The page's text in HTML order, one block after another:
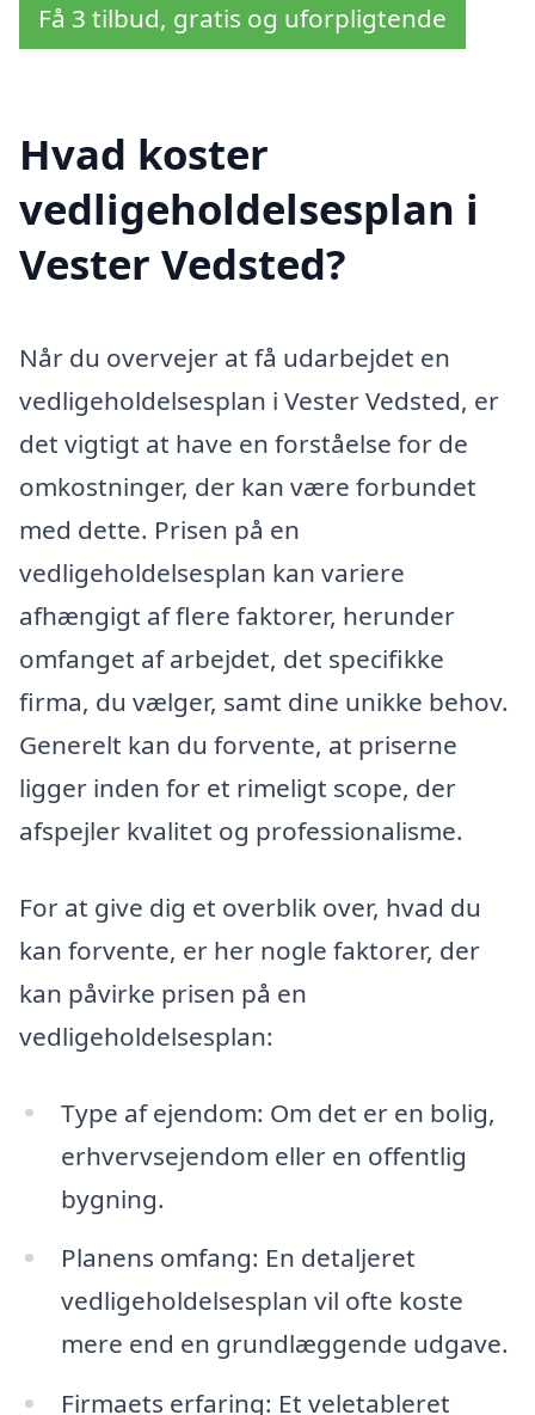
Få 3 tilbud, gratis og uforpligtende
Hvad koster
vedligeholdelsesplan i
Vester Vedsted?
Når du overvejer at få udarbejdet en
vedligeholdelsesplan i Vester Vedsted, er
det vigtigt at have en forståelse for de
omkostninger, der kan være forbundet
med dette. Prisen på en
vedligeholdelsesplan kan variere
afhængigt af flere faktorer, herunder
omfanget af arbejdet, det specifikke
firma, du vælger, samt dine unikke behov.
Generelt kan du forvente, at priserne
ligger inden for et rimeligt scope, der
afspejler kvalitet og professionalisme.
For at give dig et overblik over, hvad du
kan forvente, er her nogle faktorer, der
kan påvirke prisen på en
vedligeholdelsesplan:
Type af ejendom: Om det er en bolig,
erhvervsejendom eller en offentlig
bygning.
Planens omfang: En detaljeret
vedligeholdelsesplan vil ofte koste
mere end en grundlæggende udgave.
Firmaets erfaring: Et veletableret